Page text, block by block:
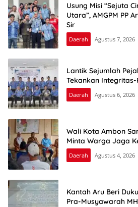
Usung Misi “Sejuta
Utara”, AMGPM PP
Sir
Daerah Agustus 7, 2026
Lantik Sejumlah
Tekankan
Daerah Agustus 6, 2026
Wali Kota Ambon
Minta Warga Jaga
Daerah Agustus 4, 2026
Kantah Aru Beri
Pra-Musyawarah